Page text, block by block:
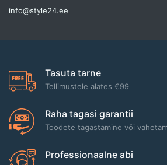
info@style24.ee
Tasuta tarne
Tellimustele alates €99
Raha tagasi garantii
Toodete tagastamine või
Professionaalne abi